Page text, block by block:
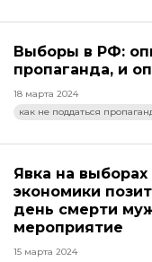
Выборы в РФ:
пропаганда, и
18 марта 2024
как не поддаться
Явка на
экономики
день смерти
мероприятие
15 марта 2024